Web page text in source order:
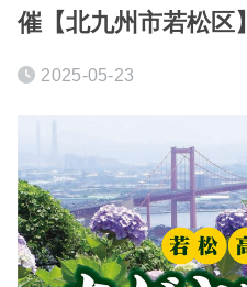
催【北九州市若松区】
2025-05-23